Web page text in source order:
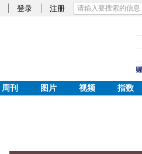
登录 注册
周刊 图片 视频 指数